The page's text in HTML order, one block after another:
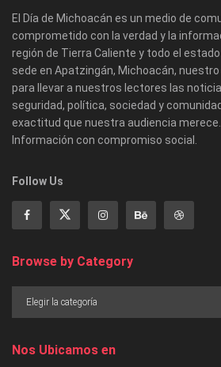
El Día de Michoacán es un medio de
comprometido con la verdad y la
región de Tierra Caliente y todo el
sede en Apatzingán, Michoacán,
para llevar a nuestros lectores las
seguridad, política, sociedad y
exactitud que nuestra audiencia merece.
Información con compromiso social.
Follow Us
Browse by Category
Nos Ubicamos en